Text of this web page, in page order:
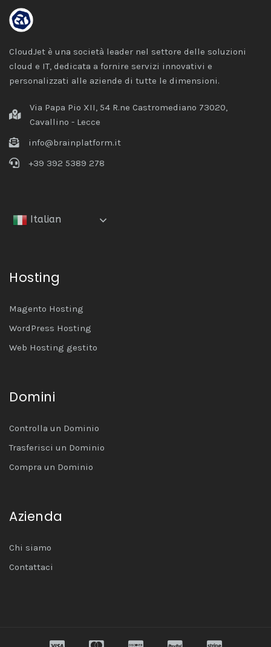
CloudJet è una società leader nel settore delle soluzioni
cloud e IT, dedicata a fornire servizi innovativi e
personalizzati alle aziende di tutte le dimensioni.
Via Papa Pio XII, 54 R.ne Castromediano 73020,
Cavallino - Lecce
info@brainplatform.it
+39 392 5389 278
Italian
Hosting
Magento Hosting
WordPress Hosting
Web Hosting gestito
Domini
Controlla un Dominio
Trasferisci un Dominio
Compra un Dominio
Azienda
Chi siamo
Contattaci